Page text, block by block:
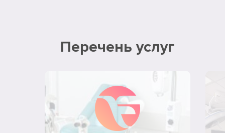
Перечень услуг